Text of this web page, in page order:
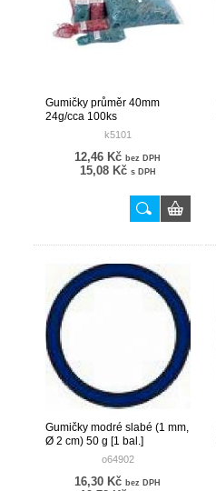
Gumičky průměr 40mm
24g/cca 100ks
k5101
12,46 Kč bez DPH
15,08 Kč s DPH
Gumičky modré slabé (1 mm,
Ø 2 cm) 50 g [1 bal.]
o64902
16,30 Kč bez DPH